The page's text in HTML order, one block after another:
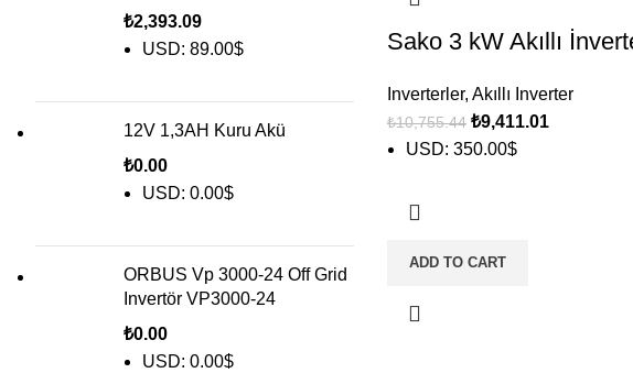
₺2,393.09
USD: 89.00$
12V 1,3AH Kuru Akü
₺0.00
USD: 0.00$
ORBUS Vp 3000-24 Off Grid
Invertör VP3000-24
₺0.00
USD: 0.00$
Sako 3 kW Akıllı
Inverterler, Akıllı Inverter
₺10,755.44 ₺9,411.01
USD: 350.00$
ADD TO CART